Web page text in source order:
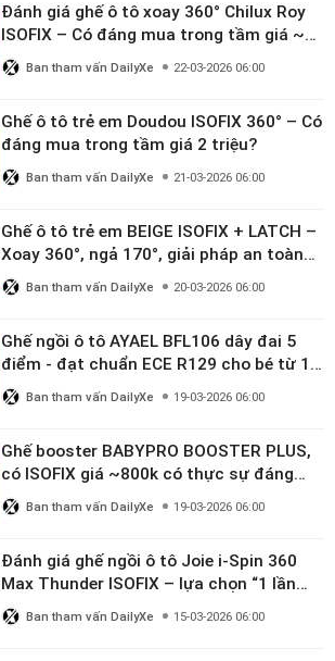
Đánh giá ghế ô tô xoay 360° Chilux Roy
ISOFIX – Có đáng mua trong tầm giá ~3
triệu
Ban tham vấn DailyXe 22-03-2026 06:00
Ghế ô tô trẻ em Doudou ISOFIX 360° – Có
đáng mua trong tầm giá 2 triệu?
Ban tham vấn DailyXe 21-03-2026 06:00
Ghế ô tô trẻ em BEIGE ISOFIX + LATCH –
Xoay 360°, ngả 170°, giải pháp an toàn
linh hoạt cho bé 0–10 tuổi
Ban tham vấn DailyXe 20-03-2026 06:00
Ghế ngồi ô tô AYAEL BFL106 dây đai 5
điểm - đạt chuẩn ECE R129 cho bé từ 1–
10 tuổi
Ban tham vấn DailyXe 19-03-2026 06:00
Ghế booster BABYPRO BOOSTER PLUS,
có ISOFIX giá ~800k có thực sự đáng
mua?
Ban tham vấn DailyXe 19-03-2026 06:00
Đánh giá ghế ngồi ô tô Joie i-Spin 360
Max Thunder ISOFIX – lựa chọn “1 lần
dùng đến 12 năm” có đáng giá gần 9
triệu?
Ban tham vấn DailyXe 15-03-2026 06:00